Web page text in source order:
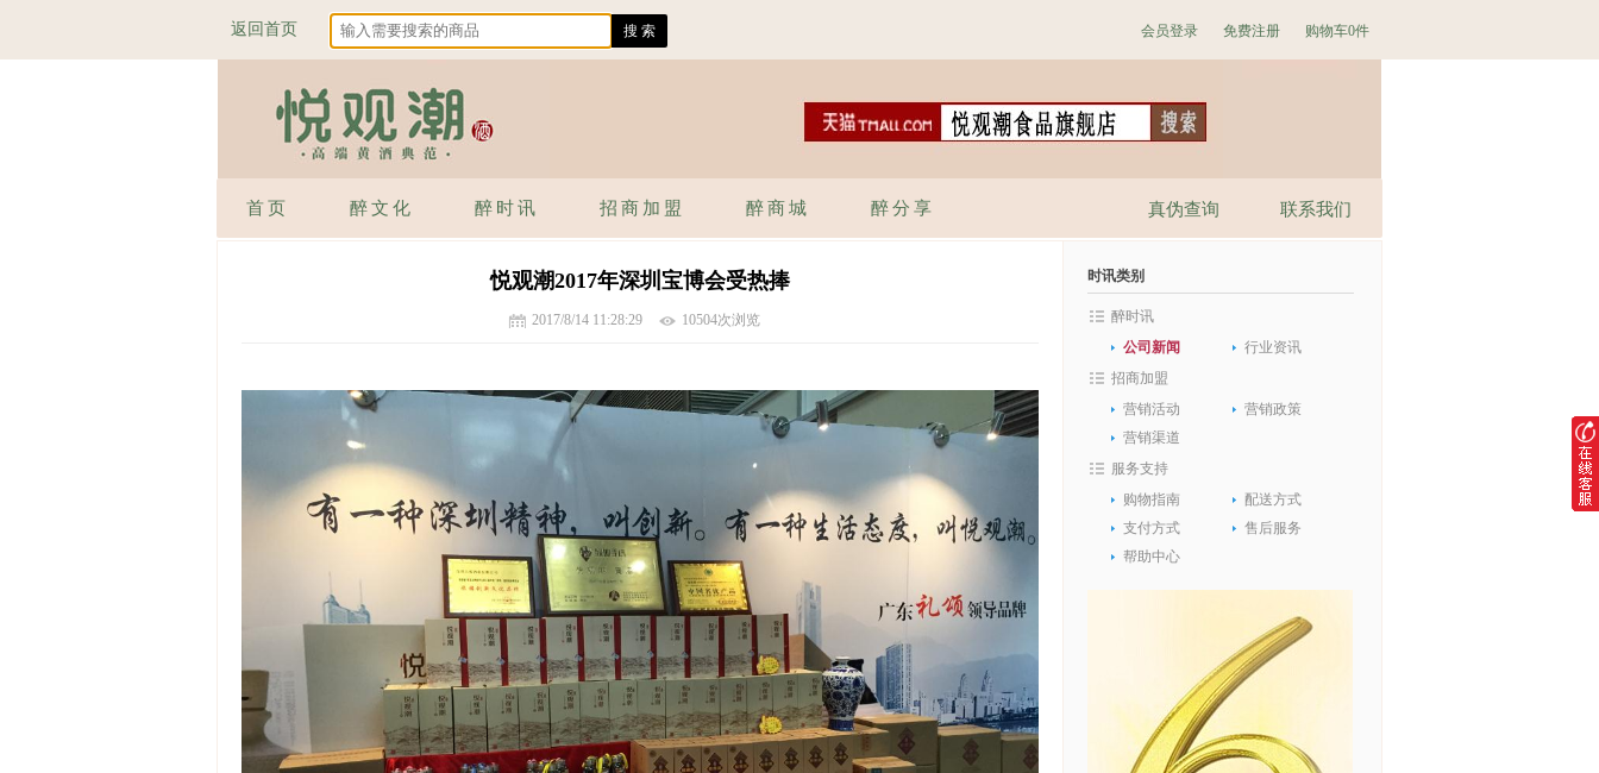
返回首页 购物车0件
免费注册
会员登录
首页 醉文化 醉时讯 招商加盟 醉商城 醉分享 联系我们
真伪查询
悦观潮2017年深圳宝博会受热捧
2017/8/14 11:28:29 10504次浏览
时讯类别
醉时讯
公司新闻
行业资讯
招商加盟
营销活动
营销政策
营销渠道
服务支持
购物指南
配送方式
支付方式
售后服务
帮助中心